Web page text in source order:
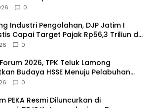
0
Industri Pengolahan, DJP Jatim I
Capai Target Pajak Rp56,3 Triliun di
0
2026, TPK Teluk Lamong
Budaya HSSE Menuju Pelabuhan
Dunia
0
PEKA Resmi Diluncurkan di